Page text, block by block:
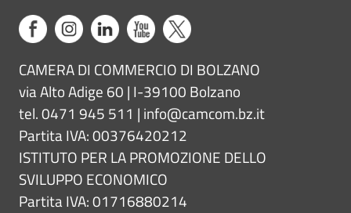
CAMERA DI COMMERCIO DI BOLZANO
via Alto Adige 60 | I-39100 Bolzano
tel. 0471 945 511 | info@camcom.bz.it
Partita IVA: 00376420212
ISTITUTO PER LA PROMOZIONE DELLO
SVILUPPO ECONOMICO
Partita IVA: 01716880214